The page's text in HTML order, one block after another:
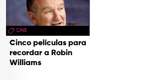
CINE
Cinco películas para
recordar a Robin
Williams